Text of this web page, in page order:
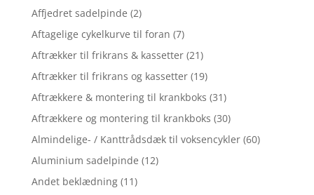
Affjedret sadelpinde (2)
Aftagelige cykelkurve til foran (7)
Aftrækker til frikrans & kassetter (21)
Aftrækker til frikrans og kassetter (19)
Aftrækkere & montering til krankboks (31)
Aftrækkere og montering til krankboks (30)
Almindelige- / Kanttrådsdæk til voksencykler (60)
Aluminium sadelpinde (12)
Andet beklædning (11)